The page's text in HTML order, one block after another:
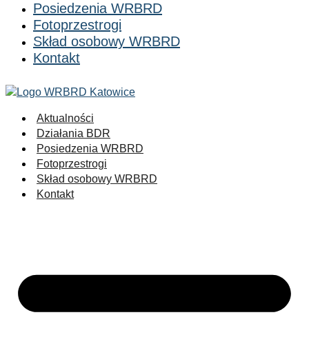
Posiedzenia WRBRD
Fotoprzestrogi
Skład osobowy WRBRD
Kontakt
Aktualności
Działania BDR
Posiedzenia WRBRD
Fotoprzestrogi
Skład osobowy WRBRD
Kontakt